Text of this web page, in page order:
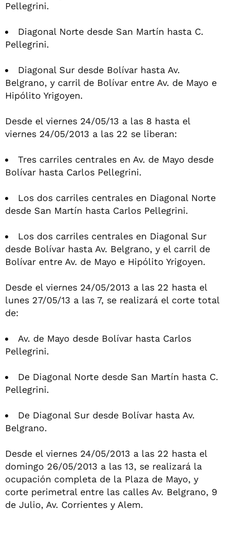
Pellegrini.
Diagonal Norte desde San Martín hasta C.
Pellegrini.
Diagonal Sur desde Bolívar hasta Av.
Belgrano, y carril de Bolívar entre Av. de Mayo e
Hipólito Yrigoyen.
Desde el viernes 24/05/13 a las 8 hasta el
viernes 24/05/2013 a las 22 se liberan:
Tres carriles centrales en Av. de Mayo desde
Bolívar hasta Carlos Pellegrini.
Los dos carriles centrales en Diagonal Norte
desde San Martín hasta Carlos Pellegrini.
Los dos carriles centrales en Diagonal Sur
desde Bolívar hasta Av. Belgrano, y el carril de
Bolívar entre Av. de Mayo e Hipólito Yrigoyen.
Desde el viernes 24/05/2013 a las 22 hasta el
lunes 27/05/13 a las 7, se realizará el corte total
de:
Av. de Mayo desde Bolívar hasta Carlos
Pellegrini.
De Diagonal Norte desde San Martín hasta C.
Pellegrini.
De Diagonal Sur desde Bolívar hasta Av.
Belgrano.
Desde el viernes 24/05/2013 a las 22 hasta el
domingo 26/05/2013 a las 13, se realizará la
ocupación completa de la Plaza de Mayo, y
corte perimetral entre las calles Av. Belgrano, 9
de Julio, Av. Corrientes y Alem.